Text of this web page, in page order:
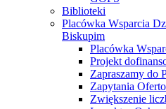
Biblioteki
Placówka Wsparcia
Biskupim
Placówka
Projekt
Zapraszamy do
Zapytania
Zwiększenie